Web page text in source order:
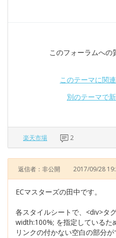
このフォーラムへの
このテーマに関
別のテーマで
楽天市場 2
返信者：非公開 2017/09/28
ECマスターズの田中です。
各スタイルシートで、<div>タ
width:100%; を指定しているた
リンクの付かない空白の部